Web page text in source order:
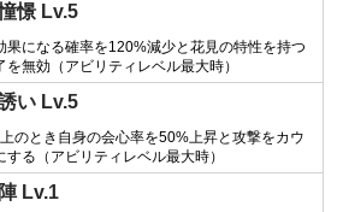
憬 Lv.5
果になる確率を120%減少と花見の特性を持つ
を無効（アビリティレベル最大時）
い Lv.5
のとき自身の会心率を50%上昇と攻撃をカウ
する（アビリティレベル最大時）
Lv.1